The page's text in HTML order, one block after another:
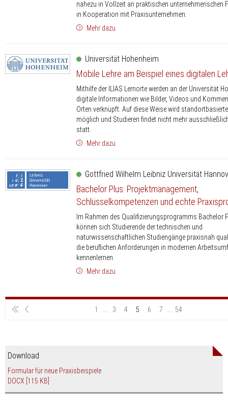
nahezu in Vollzeit an praktischen unternehmerischen
in Kooperation mit Praxisunternehmen.
Mehr dazu
Universität Hohenheim
Mobile Lehre am Beispiel eines digitalen
Mithilfe der ILIAS Lernorte werden an der Universität
digitale Informationen wie Bilder, Videos und
Orten verknüpft. Auf diese Weise wird
möglich und Studieren findet nicht mehr
statt.
Mehr dazu
Gottfried Wilhelm Leibniz Universität
Bachelor Plus: Projektmanagement,
Schlüsselkompetenzen und echte
Im Rahmen des Qualifizierungsprogramms Bachelor
können sich Studierende der technischen und
naturwissenschaftlichen Studiengänge praxisnah
die beruflichen Anforderungen in modernen
kennenlernen.
Mehr dazu
1 3 4 5 6 7 54
Download
Formular für neue Praxisbeispiele
DOCX [115 KB]